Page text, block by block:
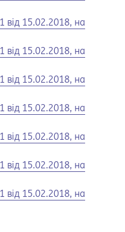
від 15.02.2018, на
від 15.02.2018, на
від 15.02.2018, на
від 15.02.2018, на
від 15.02.2018, на
від 15.02.2018, на
від 15.02.2018, на